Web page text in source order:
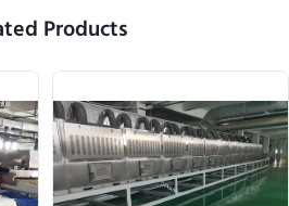
Products